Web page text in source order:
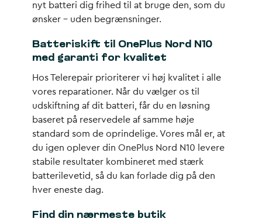
nyt batteri dig frihed til at bruge den, som du
ønsker – uden begrænsninger.
Batteriskift til OnePlus Nord N10
med garanti for kvalitet
Hos Telerepair prioriterer vi høj kvalitet i alle
vores reparationer. Når du vælger os til
udskiftning af dit batteri, får du en løsning
baseret på reservedele af samme høje
standard som de oprindelige. Vores mål er, at
du igen oplever din OnePlus Nord N10 levere
stabile resultater kombineret med stærk
batterilevetid, så du kan forlade dig på den
hver eneste dag.
Find din nærmeste butik